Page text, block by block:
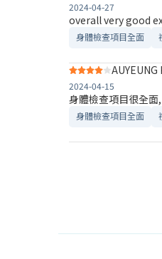
2024-04-27
overall very good
身體檢查項目全面
AUYEUNG
2024-04-15
身體檢查項目很全面
身體檢查項目全面